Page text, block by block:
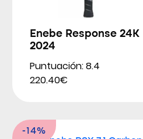
Enebe Response 24K
2024
Puntuación: 8.4
220.40€
-14%